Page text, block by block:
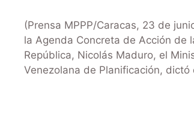
(Prensa MPPP/Caracas, 23 de
la Agenda Concreta de Acción de
República, Nicolás Maduro, el
Venezolana de Planificación,